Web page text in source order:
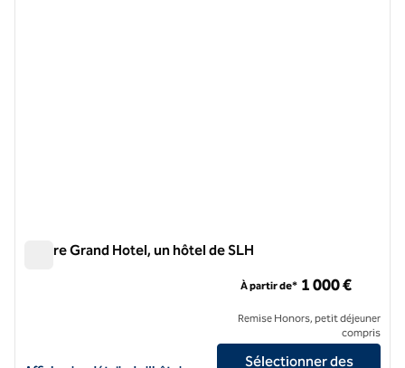
Furore Grand Hotel, un hôtel de SLH
À partir de* 1 000 €
Remise Honors, petit déjeuner
compris
Sélectionner des